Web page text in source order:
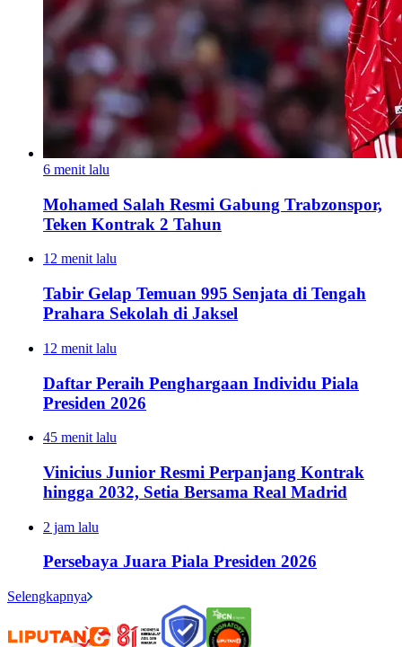
6 menit lalu
Mohamed Salah Resmi Gabung Trabzonspor,
Teken Kontrak 2 Tahun
12 menit lalu
Tabir Gelap Temuan 995 Senjata di Tengah
Prahara Sekolah di Jaksel
12 menit lalu
Daftar Peraih Penghargaan Individu Piala
Presiden 2026
45 menit lalu
Vinicius Junior Resmi Perpanjang Kontrak
hingga 2032, Setia Bersama Real Madrid
2 jam lalu
Persebaya Juara Piala Presiden 2026
Selengkapnya